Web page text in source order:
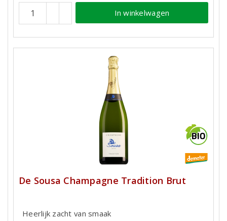
In winkelwagen
De Sousa Champagne Tradition Brut
Heerlijk zacht van smaak